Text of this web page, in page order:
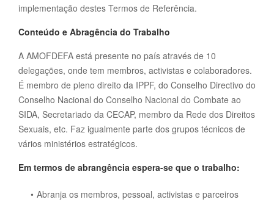
implementação destes Termos de Referência.
Conteúdo e Abragência do Trabalho
A AMOFDEFA está presente no país através de 10
delegações, onde tem membros, activistas e colaboradores.
É membro de pleno direito da IPPF, do Conselho Directivo do
Conselho Nacional do Conselho Nacional do Combate ao
SIDA, Secretariado da CECAP, membro da Rede dos Direitos
Sexuais, etc. Faz igualmente parte dos grupos técnicos de
vários ministérios estratégicos.
Em termos de abrangência espera-se que o trabalho:
Abranja os membros, pessoal, activistas e parceiros